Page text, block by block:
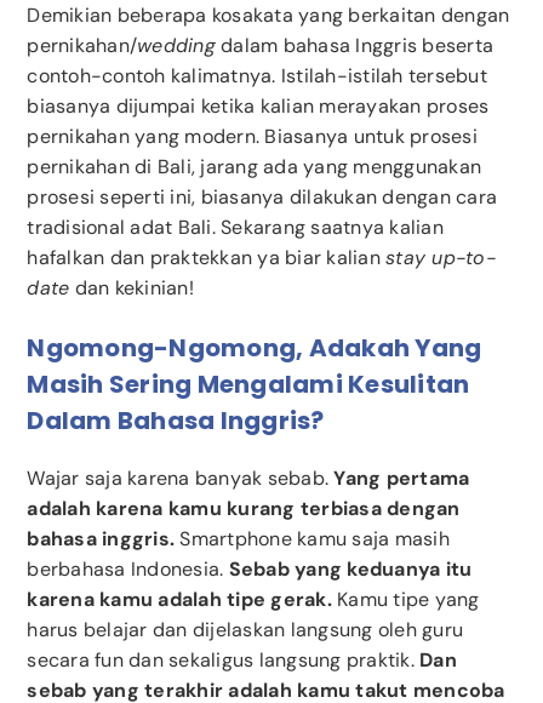
Demikian beberapa kosakata yang berkaitan dengan
pernikahan/weddingdalam bahasa Inggris beserta
contoh-contoh kalimatnya. Istilah-istilah tersebut
biasanya dijumpai ketika kalian merayakan proses
pernikahan yang modern. Biasanya untuk prosesi
pernikahan di Bali, jarang ada yang menggunakan
prosesi seperti ini, biasanya dilakukan dengan cara
tradisional adat Bali. Sekarang saatnya kalian
hafalkan dan praktekkan ya biar kalianstay up-to-
date dan kekinian!
Ngomong-Ngomong, Adakah Yang
Masih Sering Mengalami Kesulitan
Dalam Bahasa Inggris?
Wajar saja karena banyak sebab.Yang pertama
adalah karena kamu kurang terbiasa dengan
bahasa inggris.Smartphone kamu saja masih
berbahasa Indonesia. Sebab yang keduanya itu
karena kamu adalah tipe gerak.Kamu tipe yang
harus belajar dan dijelaskan langsung oleh guru
secara fun dan sekaligus langsung praktik. Dan
sebab yang terakhir adalah kamu takut mencoba